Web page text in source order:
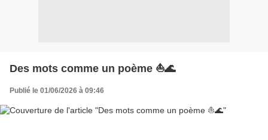
Des mots comme un poème ⛵🌊
Publié le 01/06/2026 à 09:46